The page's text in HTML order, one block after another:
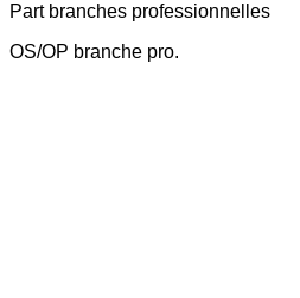
Part branches professionnelles
OS/OP branche pro.